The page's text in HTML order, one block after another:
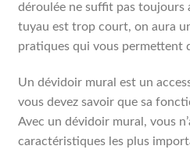
déroulée ne suffit pas toujours
tuyau est trop court, on aura
pratiques qui vous permettent
Un dévidoir mural est un
vous devez savoir que sa
Avec un dévidoir mural, vous
caractéristiques les plus